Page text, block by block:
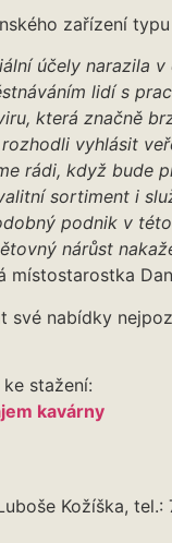
zařízení
účely narazila
lidí s
která značně
vyhlásit
rádi, když bude
sortiment i
podnik v
nárůst
své nabídky
stažení:
kavárny
Kožíška, tel.: